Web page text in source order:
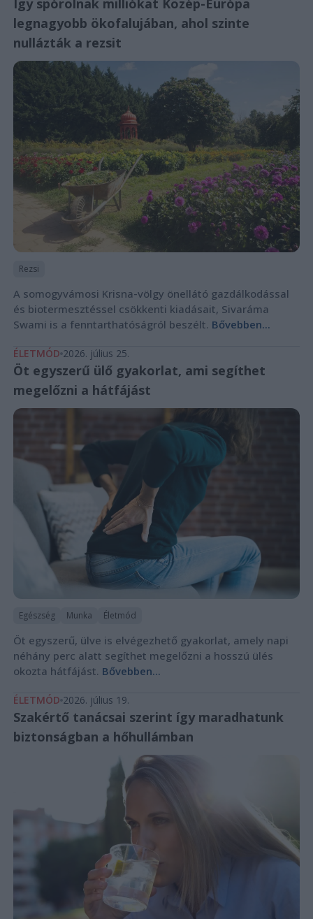
Így spórolnak milliókat Közép-Európa
legnagyobb ökofalujában, ahol szinte
nullázták a rezsit
Rezsi
A somogyvámosi Krisna-völgy önellátó gazdálkodással
és biotermesztéssel csökkenti kiadásait, Sivaráma
Swami is a fenntarthatóságról beszélt. Bővebben...
ÉLETMÓD 2026. július 25.
Öt egyszerű ülő gyakorlat, ami segíthet
megelőzni a hátfájást
Egészség Munka Életmód
Öt egyszerű, ülve is elvégezhető gyakorlat, amely napi
néhány perc alatt segíthet megelőzni a hosszú ülés
okozta hátfájást. Bővebben...
ÉLETMÓD 2026. július 19.
Szakértő tanácsai szerint így maradhatunk
biztonságban a hőhullámban